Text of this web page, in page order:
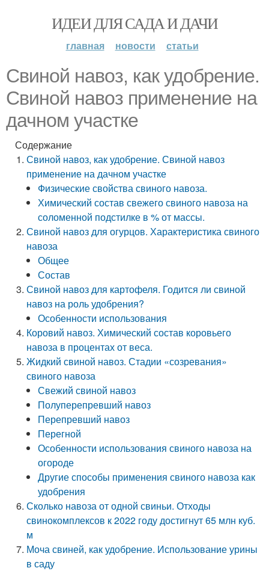
ИДЕИ ДЛЯ САДА И ДАЧИ
главная новости статьи
Свиной навоз, как удобрение.
Свиной навоз применение на
дачном участке
Содержание
Свиной навоз, как удобрение. Свиной навоз
применение на дачном участке
Физические свойства свиного навоза.
Химический состав свежего свиного навоза на
соломенной подстилке в % от массы.
Свиной навоз для огурцов. Характеристика свиного
навоза
Общее
Состав
Свиной навоз для картофеля. Годится ли свиной
навоз на роль удобрения?
Особенности использования
Коровий навоз. Химический состав коровьего
навоза в процентах от веса.
Жидкий свиной навоз. Стадии «созревания»
свиного навоза
Свежий свиной навоз
Полуперепревший навоз
Перепревший навоз
Перегной
Особенности использования свиного навоза на
огороде
Другие способы применения свиного навоза как
удобрения
Сколько навоза от одной свиньи. Отходы
свинокомплексов к 2022 году достигнут 65 млн куб.
м
Моча свиней, как удобрение. Использование урины
в саду